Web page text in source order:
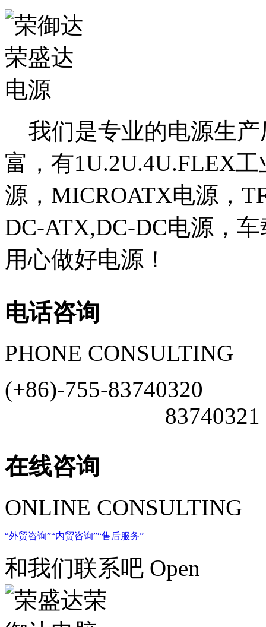
我们是专业的电源生产
富，有1U.2U.4U.FLEX
源，MICROATX电源，
DC-ATX,DC-DC电源，
用心做好电源！
电话咨询
PHONE CONSULTING
(+86)-755-83740320
83740321
在线咨询
ONLINE CONSULTING
外贸咨询 内贸咨询 售后服务
和我们联系吧 Open